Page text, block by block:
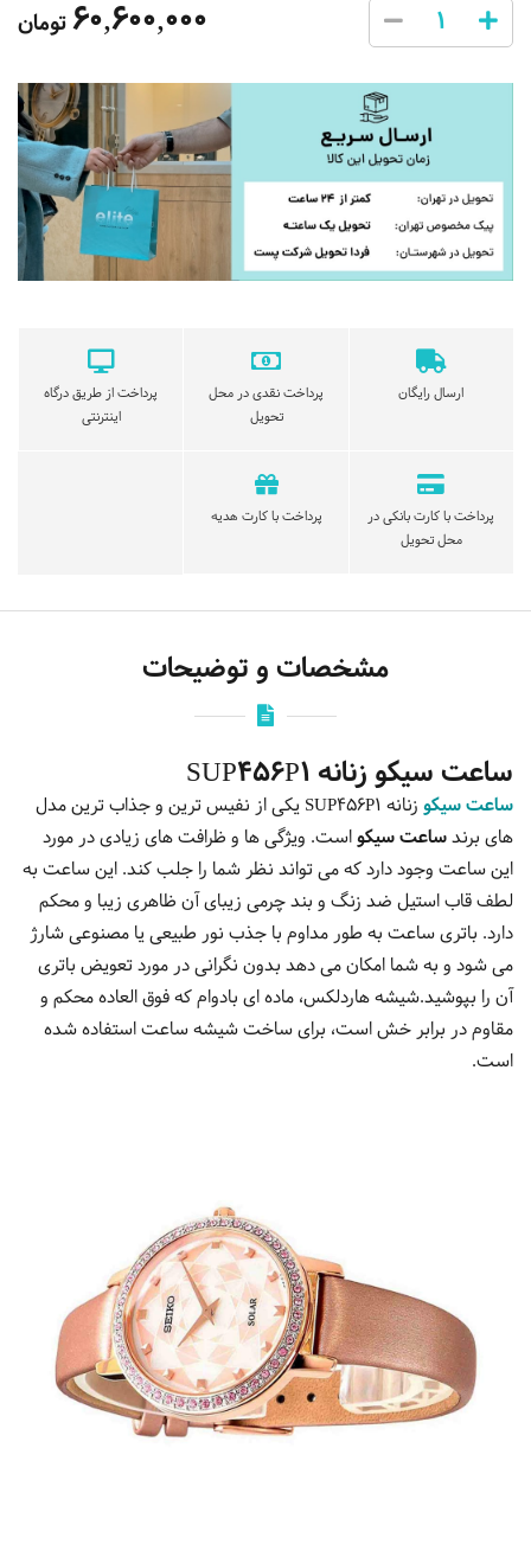
60,600,000تومان
ارسال رایگان
پرداخت نقدی در محل
تحویل
پرداخت از طریق درگاه
اینترنتی
پرداخت با کارت بانکی در
محل تحویل
پرداخت با کارت هدیه
مشخصات و توضیحات
ساعت سیکو زنانه SUP456P1
ساعت سیکو
زنانه SUP456P1 یکی از نفیس ترین و جذاب ترین مدل
های برندساعت سیکواست. ویژگی ها و ظرافت های زیادی در مورد
این ساعت وجود دارد که می تواند نظر شما را جلب کند. این ساعت به
لطف قاب استیل ضد زنگ و بند چرمی زیبای آن ظاهری زیبا و محکم
دارد. باتری ساعت به طور مداوم با جذب نور طبیعی یا مصنوعی شارژ
می شود و به شما امکان می دهد بدون نگرانی در مورد تعویض باتری
آن را بپوشید.شیشه هاردلکس، ماده ای بادوام که فوق العاده محکم و
مقاوم در برابر خش است، برای ساخت شیشه ساعت استفاده شده
است.